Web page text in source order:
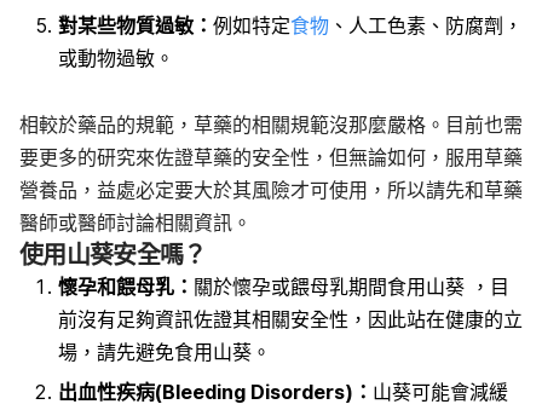
對某些物質過敏： 例如特定食物 、人工色素、防腐劑，
或動物過敏。
相較於藥品的規範，草藥的相關規範沒那麼嚴格。目前也需
要更多的研究來佐證草藥的安全性，但無論如何，服用草藥
營養品，益處必定要大於其風險才可使用，所以請先和草藥
醫師或醫師討論相關資訊。
使用山葵安全嗎？
懷孕和餵母乳： 關於懷孕或餵母乳期間食用山葵 ，目
前沒有足夠資訊佐證其相關安全性，因此站在健康的立
場，請先避免食用山葵。
出血性疾病(Bleeding Disorders)： 山葵可能會減緩